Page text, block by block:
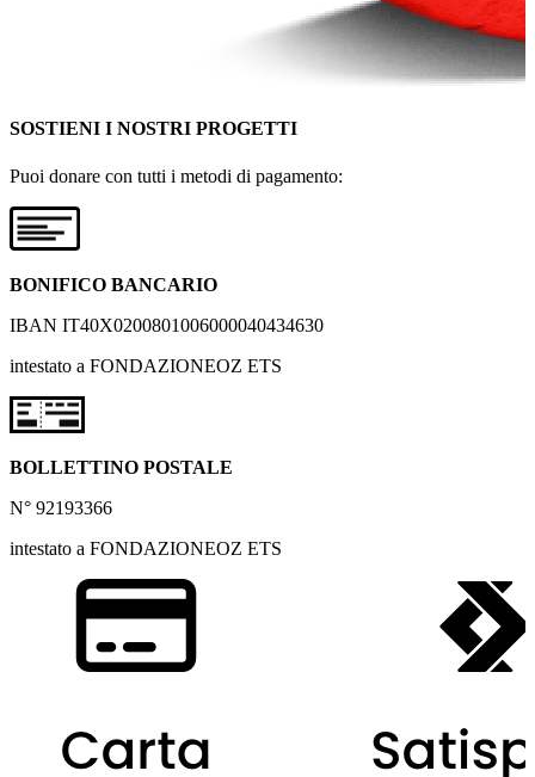
SOSTIENI I NOSTRI PROGETTI
Puoi donare con tutti i metodi di pagamento:
BONIFICO BANCARIO
IBAN IT40X0200801006000040434630
intestato a FONDAZIONEOZ ETS
BOLLETTINO POSTALE
N° 92193366
intestato a FONDAZIONEOZ ETS